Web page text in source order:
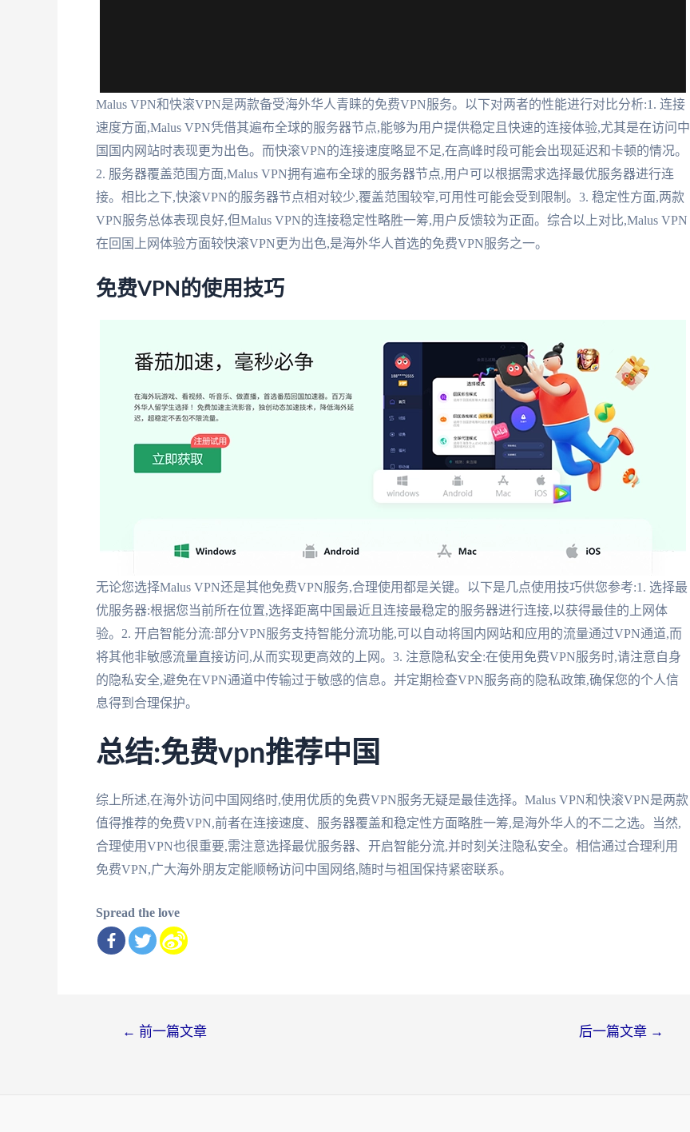
Malus VPN和快滚VPN是两款备受海外华人青睐的免费VPN服务。以下对两者的性能进行对比分析:1. 连接
速度方面,Malus VPN凭借其遍布全球的服务器节点,能够为用户提供稳定且快速的连接体验,尤其是在访问中
国国内网站时表现更为出色。而快滚VPN的连接速度略显不足,在高峰时段可能会出现延迟和卡顿的情况。
2. 服务器覆盖范围方面,Malus VPN拥有遍布全球的服务器节点,用户可以根据需求选择最优服务器进行连
接。相比之下,快滚VPN的服务器节点相对较少,覆盖范围较窄,可用性可能会受到限制。3. 稳定性方面,两款
VPN服务总体表现良好,但Malus VPN的连接稳定性略胜一筹,用户反馈较为正面。综合以上对比,Malus VPN
在回国上网体验方面较快滚VPN更为出色,是海外华人首选的免费VPN服务之一。
免费VPN的使用技巧
无论您选择Malus VPN还是其他免费VPN服务,合理使用都是关键。以下是几点使用技巧供您参考:1. 选择最
优服务器:根据您当前所在位置,选择距离中国最近且连接最稳定的服务器进行连接,以获得最佳的上网体
验。2. 开启智能分流:部分VPN服务支持智能分流功能,可以自动将国内网站和应用的流量通过VPN通道,而
将其他非敏感流量直接访问,从而实现更高效的上网。3. 注意隐私安全:在使用免费VPN服务时,请注意自身
的隐私安全,避免在VPN通道中传输过于敏感的信息。并定期检查VPN服务商的隐私政策,确保您的个人信
息得到合理保护。
总结:免费vpn推荐中国
综上所述,在海外访问中国网络时,使用优质的免费VPN服务无疑是最佳选择。Malus VPN和快滚VPN是两款
值得推荐的免费VPN,前者在连接速度、服务器覆盖和稳定性方面略胜一筹,是海外华人的不二之选。当然,
合理使用VPN也很重要,需注意选择最优服务器、开启智能分流,并时刻关注隐私安全。相信通过合理利用
免费VPN,广大海外朋友定能顺畅访问中国网络,随时与祖国保持紧密联系。
Spread the love
← 前一篇文章 后一篇文章 →